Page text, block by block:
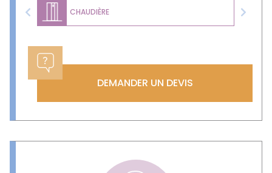
CHAUDIÈRE
Previous Next
DEMANDER UN DEVIS